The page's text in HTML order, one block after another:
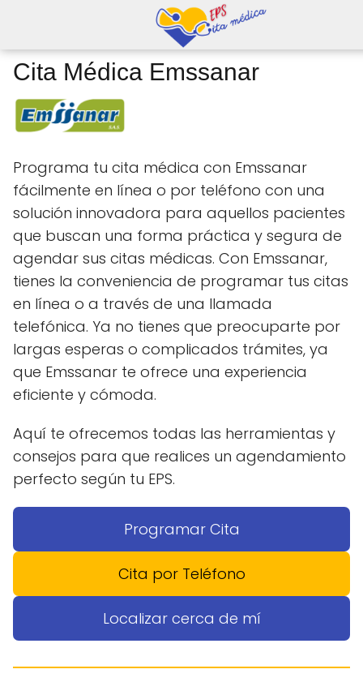
Cita Médica Emssanar
Programa tu cita médica con Emssanar
fácilmente en línea o por teléfono con una
solución innovadora para aquellos pacientes
que buscan una forma práctica y segura de
agendar sus citas médicas. Con Emssanar,
tienes la conveniencia de programar tus citas
en línea o a través de una llamada
telefónica. Ya no tienes que preocuparte por
largas esperas o complicados trámites, ya
que Emssanar te ofrece una experiencia
eficiente y cómoda.
Aquí te ofrecemos todas las herramientas y
consejos para que realices un agendamiento
perfecto según tu EPS.
Programar Cita
Cita por Teléfono
Localizar cerca de mí